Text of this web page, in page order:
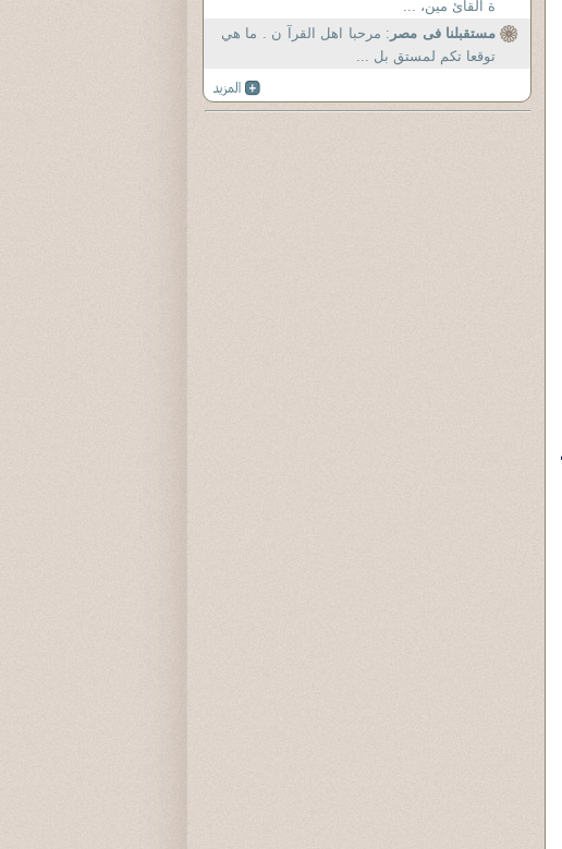
ة القائ مين، ...
مستقبلنا فى مصر : مرحبا اهل القرآ ن . ما هي
توقعا تكم لمستق بل ...